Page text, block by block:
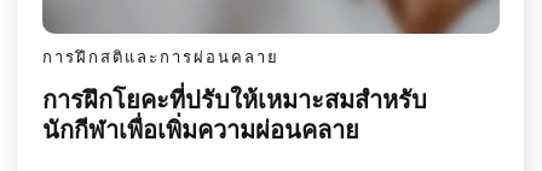
การฝึกสติและการผ่อนคลาย
การฝึกโยคะที่ปรับให้เหมาะสมสำหรับ
นักกีฬาเพื่อเพิ่มความผ่อนคลาย